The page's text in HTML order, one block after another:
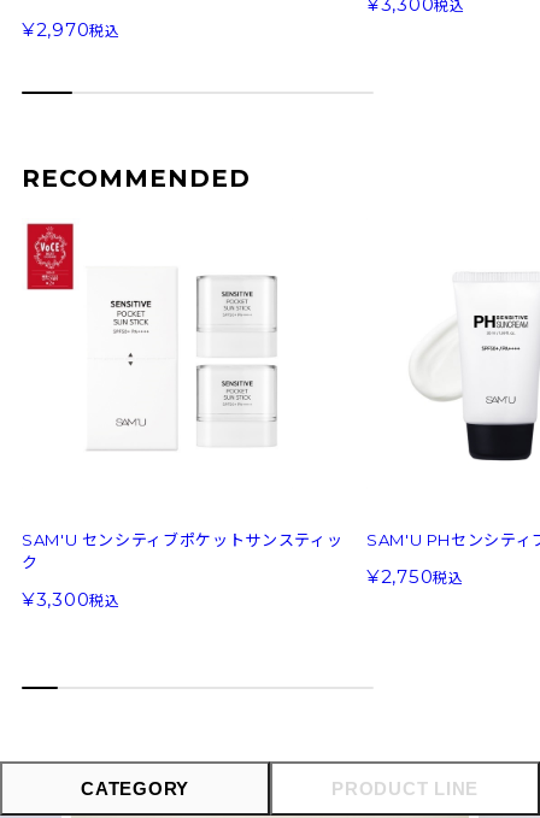
2,970税込
税込
RECOMMENDED
SAM'U センシティブポケットサンスティッ
ク
3,300税込
SAM'U PHセンシティ
2,750税込
CATEGORY PRODUCT LINE